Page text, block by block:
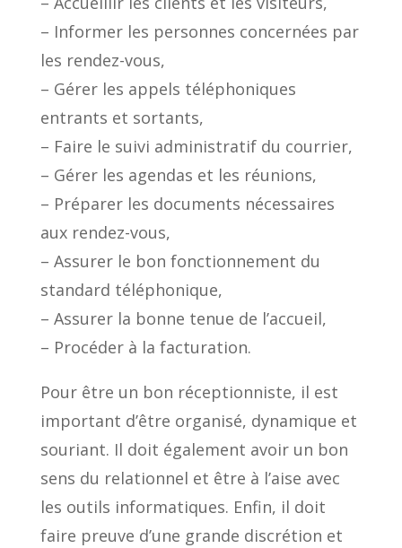
– Informer les personnes concernées par
les rendez-vous,
– Gérer les appels téléphoniques
entrants et sortants,
– Faire le suivi administratif du courrier,
– Gérer les agendas et les réunions,
– Préparer les documents nécessaires
aux rendez-vous,
– Assurer le bon fonctionnement du
standard téléphonique,
– Assurer la bonne tenue de l’accueil,
– Procéder à la facturation.
Pour être un bon réceptionniste, il est
important d’être organisé, dynamique et
souriant. Il doit également avoir un bon
sens du relationnel et être à l’aise avec
les outils informatiques. Enfin, il doit
faire preuve d’une grande discrétion et